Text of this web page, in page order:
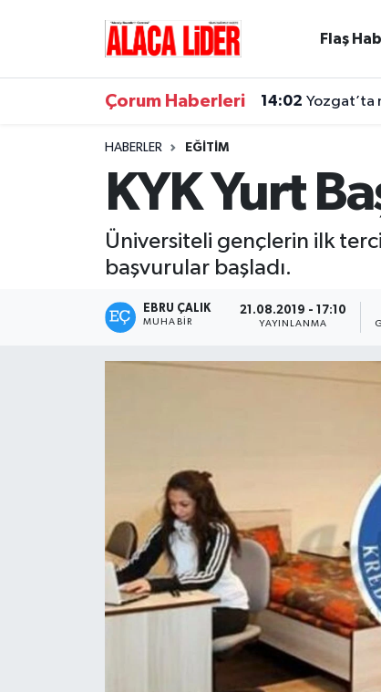
Flaş
Çorum Haberleri 14:02 Yozgat’ta
HABERLER EĞITIM
KYK Yurt
Üniversiteli gençlerin ilk
başvurular başladı.
EBRU ÇALIK
MUHABIR
21.08.2019 - 17:10
YAYINLANMA
Çorum Trafik Yoğunluk Haritası
Süper Lig Puan Durumu ve Fikstür
Tüm Manşetler